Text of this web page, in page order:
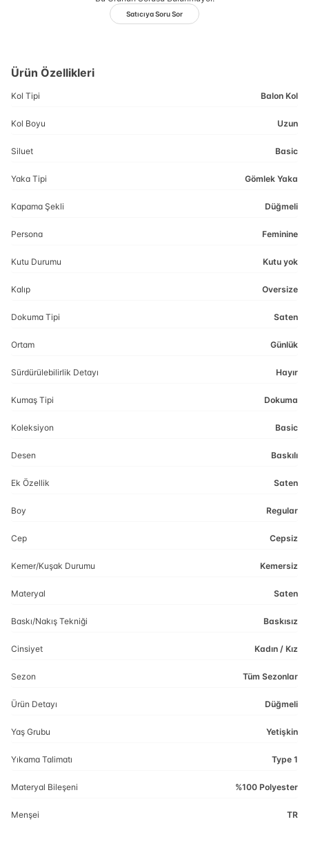
Satıcıya Soru Sor
Ürün Özellikleri
Kol Tipi Balon Kol
Kol Boyu Uzun
Siluet Basic
Yaka Tipi Gömlek Yaka
Kapama Şekli Düğmeli
Persona Feminine
Kutu Durumu Kutu yok
Kalıp Oversize
Dokuma Tipi Saten
Ortam Günlük
Sürdürülebilirlik Detayı Hayır
Kumaş Tipi Dokuma
Koleksiyon Basic
Desen Baskılı
Ek Özellik Saten
Boy Regular
Cep Cepsiz
Kemer/Kuşak Durumu Kemersiz
Materyal Saten
Baskı/Nakış Tekniği Baskısız
Cinsiyet Kadın / Kız
Sezon Tüm Sezonlar
Ürün Detayı Düğmeli
Yaş Grubu Yetişkin
Yıkama Talimatı Type 1
Materyal Bileşeni %100 Polyester
Menşei TR